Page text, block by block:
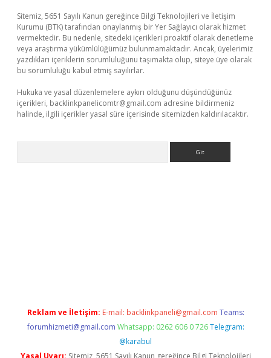
Sitemiz, 5651 Sayılı Kanun gereğince Bilgi Teknolojileri ve İletişim
Kurumu (BTK) tarafından onaylanmış bir Yer Sağlayıcı olarak hizmet
vermektedir. Bu nedenle, sitedeki içerikleri proaktif olarak denetleme
veya araştırma yükümlülüğümüz bulunmamaktadır. Ancak, üyelerimiz
yazdıkları içeriklerin sorumluluğunu taşımakta olup, siteye üye olarak
bu sorumluluğu kabul etmiş sayılırlar.
Hukuka ve yasal düzenlemelere aykırı olduğunu düşündüğünüz
içerikleri, backlinkpanelicomtr@gmail.com adresine bildirmeniz
halinde, ilgili içerikler yasal süre içerisinde sitemizden kaldırılacaktır.
Reklam ve İletişim: E-mail: backlinkpaneli@gmail.com Teams:
forumhizmeti@gmail.com Whatsapp: 0262 606 0 726 Telegram:
@karabul
Yasal Uyarı: Sitemiz, 5651 Sayılı Kanun gereğince Bilgi Teknolojileri